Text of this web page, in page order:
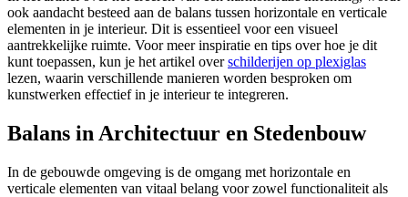
ook aandacht besteed aan de balans tussen horizontale en verticale
elementen in je interieur. Dit is essentieel voor een visueel
aantrekkelijke ruimte. Voor meer inspiratie en tips over hoe je dit
kunt toepassen, kun je het artikel overschilderijen op plexiglas
lezen, waarin verschillende manieren worden besproken om
kunstwerken effectief in je interieur te integreren.
Balans in Architectuur en Stedenbouw
In de gebouwde omgeving is de omgang met horizontale en
verticale elementen van vitaal belang voor zowel functionaliteit als